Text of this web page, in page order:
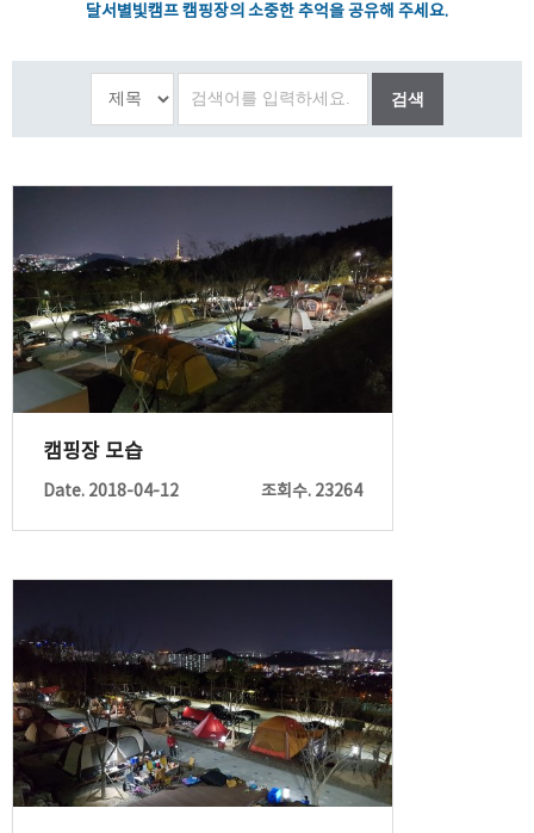
달서별빛캠프 캠핑장의 소중한 추억을 공유해 주세요.
검색
캠핑장 모습
Date. 2018-04-12 조회수. 23264